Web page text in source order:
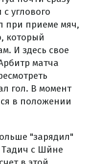
углового
при приеме мяч,
который
И здесь свое
матча
гол. В момент
в положении
"зарядил"
Тадич с Шйне